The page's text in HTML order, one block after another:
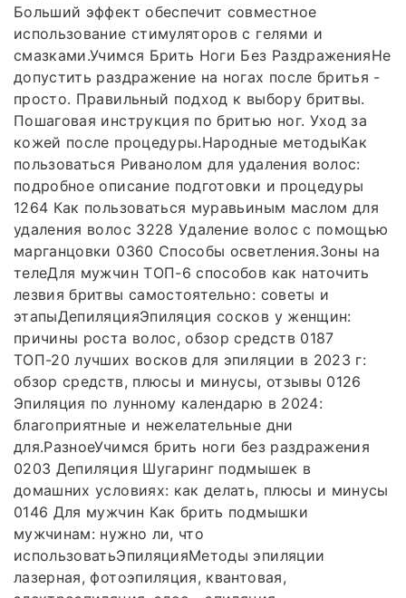
Больший эффект обеспечит совместное
использование стимуляторов с гелями и
смазками.Учимся Брить Ноги Без РаздраженияНе
допустить раздражение на ногах после бритья -
просто. Правильный подход к выбору бритвы.
Пошаговая инструкция по бритью ног. Уход за
кожей после процедуры.Народные методыКак
пользоваться Риванолом для удаления волос:
подробное описание подготовки и процедуры
1264 Как пользоваться муравьиным маслом для
удаления волос 3228 Удаление волос с помощью
марганцовки 0360 Способы осветления.Зоны на
телеДля мужчин ТОП-6 способов как наточить
лезвия бритвы самостоятельно: советы и
этапыДепиляцияЭпиляция сосков у женщин:
причины роста волос, обзор средств 0187
ТОП-20 лучших восков для эпиляции в 2023 г:
обзор средств, плюсы и минусы, отзывы 0126
Эпиляция по лунному календарю в 2024:
благоприятные и нежелательные дни
для.РазноеУчимся брить ноги без раздражения
0203 Депиляция Шугаринг подмышек в
домашних условиях: как делать, плюсы и минусы
0146 Для мужчин Как брить подмышки
мужчинам: нужно ли, что
использоватьЭпиляцияМетоды эпиляции
лазерная, фотоэпиляция, квантовая,